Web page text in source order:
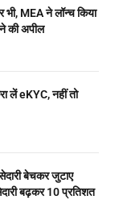
MEA ने लॉन्च किया
की अपील
लें eKYC, नहीं तो
बेचकर जुटाए
बढ़कर 10 प्रतिशत